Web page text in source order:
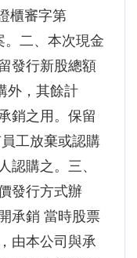
櫃審字第
。二、本次現金
發行新股總額
外，其餘計
銷之用。保留
工放棄或認購
認購之。三、
發行方式辦
承銷 當時股票
由本公司與承